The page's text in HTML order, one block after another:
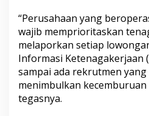
t
a
“Perusahaan yang
wajib memprioritaskan
melaporkan setiap
Informasi Ketenagakerjaan
sampai ada rekrutmen
menimbulkan kecemburuan
tegasnya.